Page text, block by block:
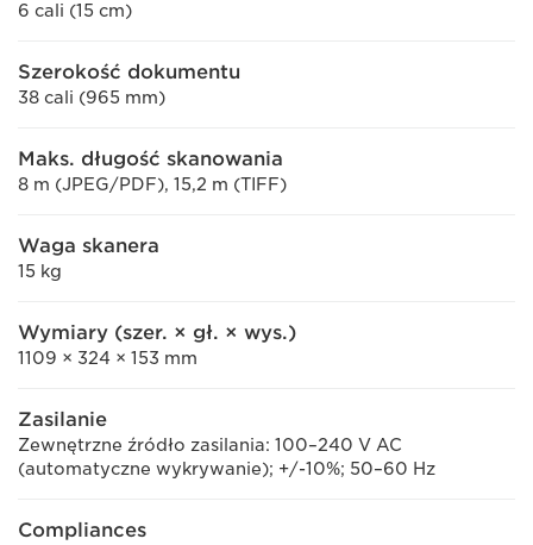
6 cali (15 cm)
Szerokość dokumentu
38 cali (965 mm)
Maks. długość skanowania
8 m (JPEG/PDF), 15,2 m (TIFF)
Waga skanera
15 kg
Wymiary (szer. × gł. × wys.)
1109 × 324 × 153 mm
Zasilanie
Zewnętrzne źródło zasilania: 100–240 V AC
(automatyczne wykrywanie); +/-10%; 50–60 Hz
Compliances